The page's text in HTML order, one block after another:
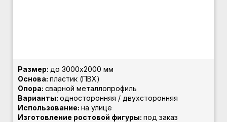
Размер: до 3000х2000 мм
Основа: пластик (ПВХ)
Опора: сварной металлопрофиль
Варианты: односторонняя / двухсторонняя
Использование: на улице
Изготовление ростовой фигуры: под заказ